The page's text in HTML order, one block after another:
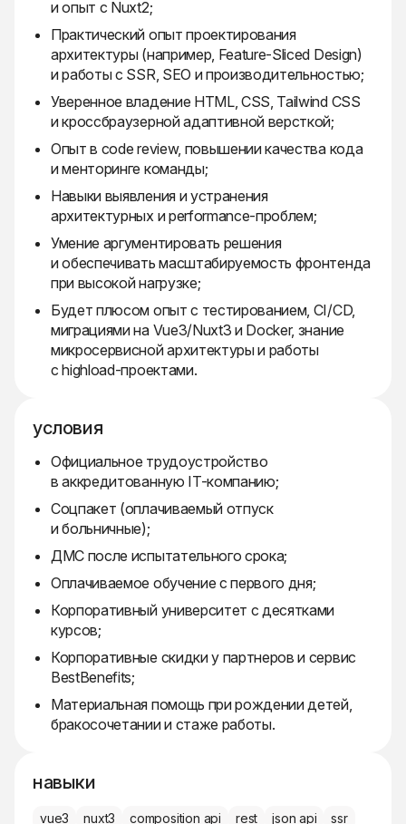
и опыт с Nuxt2;
Практический опыт проектирования
архитектуры (например, Feature-Sliced Design)
и работы с SSR, SEO и производительностью;
Уверенное владение HTML, CSS, Tailwind CSS
и кроссбраузерной адаптивной версткой;
Опыт в code review, повышении качества кода
и менторинге команды;
Навыки выявления и устранения
архитектурных и performance-проблем;
Умение аргументировать решения
и обеспечивать масштабируемость фронтенда
при высокой нагрузке;
Будет плюсом опыт с тестированием, CI/CD,
миграциями на Vue3/Nuxt3 и Docker, знание
микросервисной архитектуры и работы
с highload-проектами.
условия
Официальное трудоустройство
в аккредитованную IT-компанию;
Соцпакет (оплачиваемый отпуск
и больничные);
ДМС после испытательного срока;
Оплачиваемое обучение с первого дня;
Корпоративный университет с десятками
курсов;
Корпоративные скидки у партнеров и сервис
BestBenefits;
Материальная помощь при рождении детей,
бракосочетании и стаже работы.
навыки
vue3 nuxt3 composition api rest json api ssr